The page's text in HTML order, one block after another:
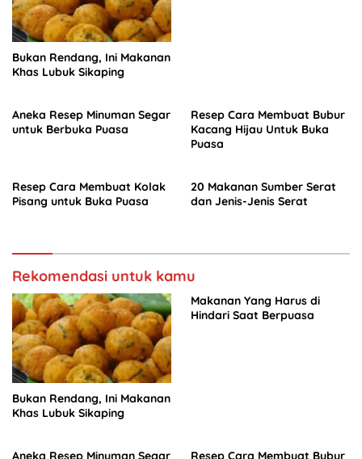
Bukan Rendang, Ini Makanan
Khas Lubuk Sikaping
Aneka Resep Minuman Segar
untuk Berbuka Puasa
Resep Cara Membuat Bubur
Kacang Hijau Untuk Buka
Puasa
Resep Cara Membuat Kolak
Pisang untuk Buka Puasa
20 Makanan Sumber Serat
dan Jenis-Jenis Serat
Rekomendasi untuk kamu
Bukan Rendang, Ini Makanan
Khas Lubuk Sikaping
Makanan Yang Harus di
Hindari Saat Berpuasa
Aneka Resep Minuman Segar Resep Cara Membuat Bubur